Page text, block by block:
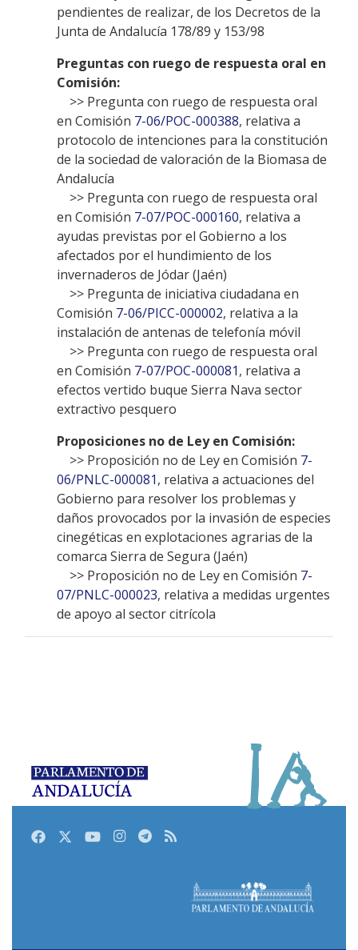
pendientes de realizar, de los Decretos de la
Junta de Andalucía 178/89 y 153/98
Preguntas con ruego de respuesta oral en
Comisión:
>> Pregunta con ruego de respuesta oral
en Comisión 7-06/POC-000388, relativa a
protocolo de intenciones para la constitución
de la sociedad de valoración de la Biomasa de
Andalucía
>> Pregunta con ruego de respuesta oral
en Comisión 7-07/POC-000160, relativa a
ayudas previstas por el Gobierno a los
afectados por el hundimiento de los
invernaderos de Jódar (Jaén)
>> Pregunta de iniciativa ciudadana en
Comisión 7-06/PICC-000002, relativa a la
instalación de antenas de telefonía móvil
>> Pregunta con ruego de respuesta oral
en Comisión 7-07/POC-000081, relativa a
efectos vertido buque Sierra Nava sector
extractivo pesquero
Proposiciones no de Ley en Comisión:
>> Proposición no de Ley en Comisión 7-
06/PNLC-000081, relativa a actuaciones del
Gobierno para resolver los problemas y
daños provocados por la invasión de especies
cinegéticas en explotaciones agrarias de la
comarca Sierra de Segura (Jaén)
>> Proposición no de Ley en Comisión 7-
07/PNLC-000023, relativa a medidas urgentes
de apoyo al sector citrícola
FacebookTwitterYoutubeInstagram
Telegram
RSS